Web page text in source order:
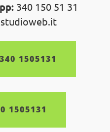
340 150 51 31
1505131
1505131